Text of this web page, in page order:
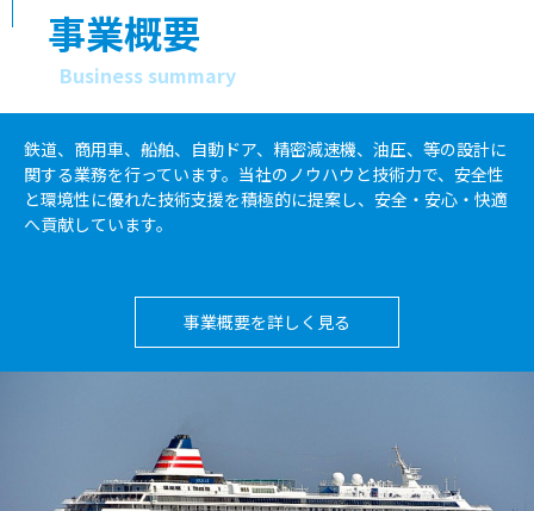
事業概要
Business summary
鉄道、商用車、船舶、自動ドア、精密減速機、油圧、等の設計に
関する業務を行っています。当社のノウハウと技術力で、安全性
と環境性に優れた技術支援を積極的に提案し、安全・安心・快適
へ貢献しています。
事業概要を詳しく見る